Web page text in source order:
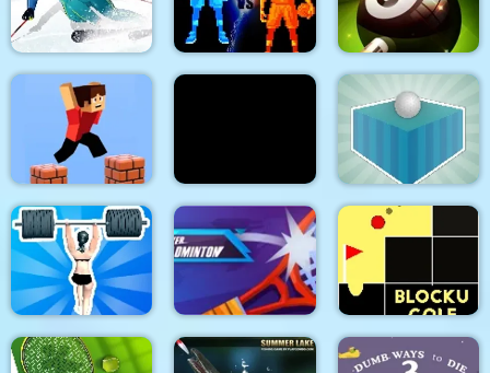
KicknRun
EG Police vs Thief Minigolf Tour
Ski King 2022 8 Ball Pool Challenge
Parkour Block 3D Handstand Run